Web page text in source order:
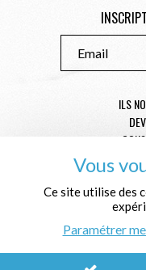
ILS
Vous
Ce site utilise des
Paramétrer